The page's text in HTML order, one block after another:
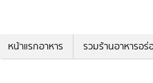
หน้าแรกอาหาร รวมร้านอาหารอร่